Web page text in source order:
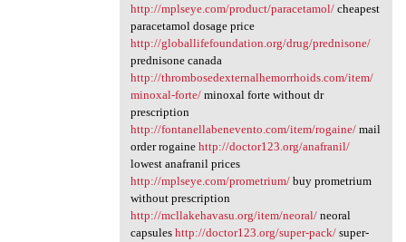
http://mplseye.com/product/paracetamol/cheapest
paracetamol dosage price
http://globallifefoundation.org/drug/prednisone/
prednisone canada
http://thrombosedexternalhemorrhoids.com/item/
minoxal-forte/minoxal forte without dr
prescription
http://fontanellabenevento.com/item/rogaine/mail
order rogaine http://doctor123.org/anafranil/
lowest anafranil prices
http://mplseye.com/prometrium/buy prometrium
without prescription
http://mcllakehavasu.org/item/neoral/neoral
capsules http://doctor123.org/super-pack/super-